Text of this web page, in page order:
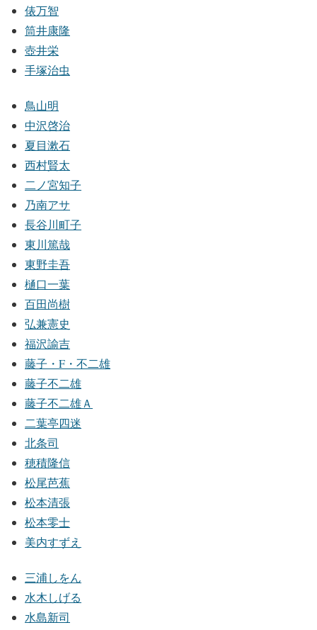
俵万智
筒井康隆
壺井栄
手塚治虫
鳥山明
中沢啓治
夏目漱石
西村賢太
二ノ宮知子
乃南アサ
長谷川町子
東川篤哉
東野圭吾
樋口一葉
百田尚樹
弘兼憲史
福沢諭吉
藤子・F・不二雄
藤子不二雄
藤子不二雄Ａ
二葉亭四迷
北条司
穂積隆信
松尾芭蕉
松本清張
松本零士
美内すずえ
三浦しをん
水木しげる
水島新司